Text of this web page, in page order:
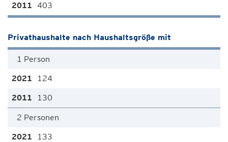
403
Privathaushalte nach Haushaltsgröße mit
1 Person
124
130
2 Personen
133